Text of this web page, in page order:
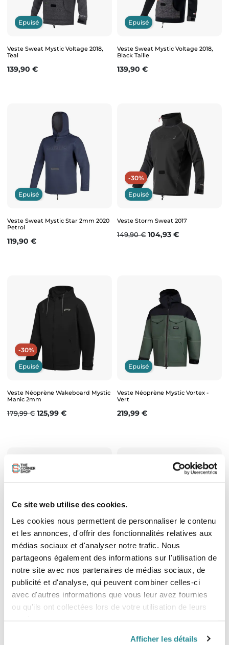
Ce site web utilise des cookies.
Les cookies nous permettent de personnaliser le contenu
et les annonces, d'offrir des fonctionnalités relatives aux
médias sociaux et d'analyser notre trafic. Nous
partageons également des informations sur l'utilisation de
notre site avec nos partenaires de médias sociaux, de
publicité et d'analyse, qui peuvent combiner celles-ci
avec d'autres informations que vous leur avez fournies
ou qu'ils ont collectées lors de votre utilisation de leurs
Afficher les détails
Epuisé
Veste Sweat Mystic Voltage 2018,
Teal
Prix
139,90 €
Epuisé
Veste Sweat Mystic Voltage 2018,
Black Taille
Prix
139,90 €
Epuisé
Veste Sweat Mystic Star 2mm 2020
Petrol
Prix
119,90 €
-30%
Epuisé
Veste Storm Sweat 2017
Prix de base
149,90 € Prix
104,93 €
-30%
Epuisé
Veste Néoprène Wakeboard Mystic
Manic 2mm
Prix de base
179,99 € Prix
125,99 €
Epuisé
Veste Néoprène Mystic Vortex -
Vert
Prix
219,99 €
Veste Néoprène Mystic Vortex
219,99 €
-20%
Epuisé
209,99 € 167,99 €